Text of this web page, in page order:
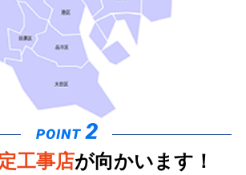
工事店が向かいます！